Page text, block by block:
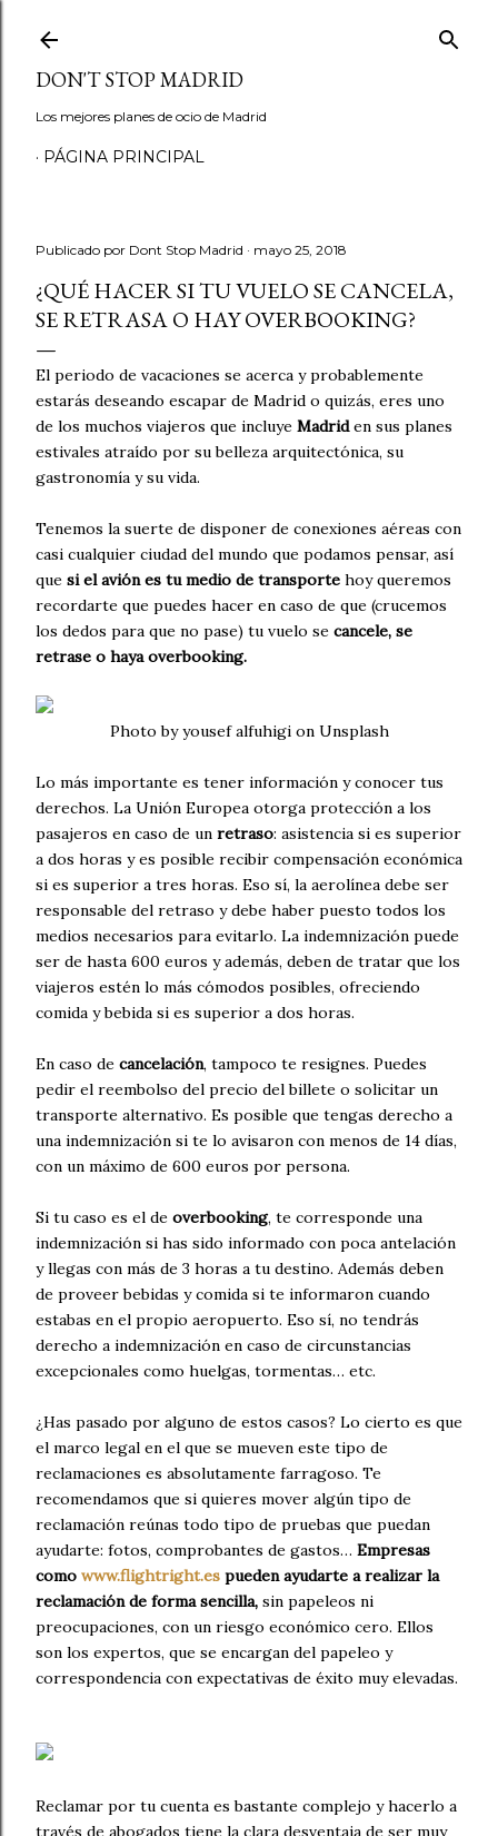
DON'T STOP MADRID
Los mejores planes de ocio de Madrid
PÁGINA PRINCIPAL
Publicado por Dont Stop Madrid mayo 25, 2018
¿QUÉ HACER SI TU VUELO SE CANCELA,
SE RETRASA O HAY OVERBOOKING?
El periodo de vacaciones se acerca y probablemente
estarás deseando escapar de Madrid o quizás, eres uno
de los muchos viajeros que incluye Madriden sus planes
estivales atraído por su belleza arquitectónica, su
gastronomía y su vida.
Tenemos la suerte de disponer de conexiones aéreas con
casi cualquier ciudad del mundo que podamos pensar, así
que si el avión es tu medio de transporte hoy queremos
recordarte que puedes hacer en caso de que (crucemos
los dedos para que no pase) tu vuelo se cancele, se
retrase o haya overbooking.
Photo by yousef alfuhigi on Unsplash
Lo más importante es tener información y conocer tus
derechos. La Unión Europea otorga protección a los
pasajeros en caso de un retraso: asistencia si es superior
a dos horas y es posible recibir compensación económica
si es superior a tres horas. Eso sí, la aerolínea debe ser
responsable del retraso y debe haber puesto todos los
medios necesarios para evitarlo. La indemnización puede
ser de hasta 600 euros y además, deben de tratar que los
viajeros estén lo más cómodos posibles, ofreciendo
comida y bebida si es superior a dos horas.
En caso de cancelación, tampoco te resignes. Puedes
pedir el reembolso del precio del billete o solicitar un
transporte alternativo. Es posible que tengas derecho a
una indemnización si te lo avisaron con menos de 14 días,
con un máximo de 600 euros por persona.
Si tu caso es el de overbooking, te corresponde una
indemnización si has sido informado con poca antelación
y llegas con más de 3 horas a tu destino. Además deben
de proveer bebidas y comida si te informaron cuando
estabas en el propio aeropuerto. Eso sí, no tendrás
derecho a indemnización en caso de circunstancias
excepcionales como huelgas, tormentas… etc.
¿Has pasado por alguno de estos casos? Lo cierto es que
el marco legal en el que se mueven este tipo de
reclamaciones es absolutamente farragoso. Te
recomendamos que si quieres mover algún tipo de
reclamación reúnas todo tipo de pruebas que puedan
ayudarte: fotos, comprobantes de gastos… Empresas
como www.flightright.es pueden ayudarte a realizar la
reclamación de forma sencilla, sin papeleos ni
preocupaciones, con un riesgo económico cero. Ellos
son los expertos, que se encargan del papeleo y
correspondencia con expectativas de éxito muy elevadas.
Reclamar por tu cuenta es bastante complejo y hacerlo a
través de abogados tiene la clara desventaja de ser muy